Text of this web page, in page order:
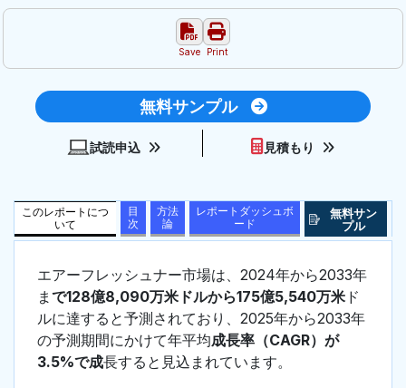
Save Print
無料サンプル
試読申込 見積もり
このレポートにつ
いて
目
次
方法
論
レポートダッシュボ
ード
無料サン
プル
エアーフレッシュナー市場は、2024年から2033年
ま で128億8,090万米ドルから175億5,540万米 ド
ルに達すると予測されており、2025年から2033年
の予測期間にかけて年平均成長率（CAGR）が
3.5%で成長すると見込まれています。